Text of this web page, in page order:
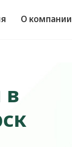
О компании
в